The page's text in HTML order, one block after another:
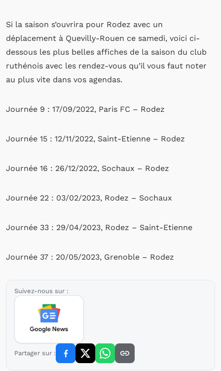
Si la saison s’ouvrira pour Rodez avec un
déplacement à Quevilly-Rouen ce samedi, voici ci-
dessous les plus belles affiches de la saison du club
ruthénois avec les rendez-vous qu’il vous faut noter
au plus vite dans vos agendas.
Journée 9 : 17/09/2022, Paris FC – Rodez
Journée 15 : 12/11/2022, Saint-Etienne – Rodez
Journée 16 : 26/12/2022, Sochaux – Rodez
Journée 22 : 03/02/2023, Rodez – Sochaux
Journée 33 : 29/04/2023, Rodez – Saint-Etienne
Journée 37 : 20/05/2023, Grenoble – Rodez
Suivez-nous sur :
Partager sur :